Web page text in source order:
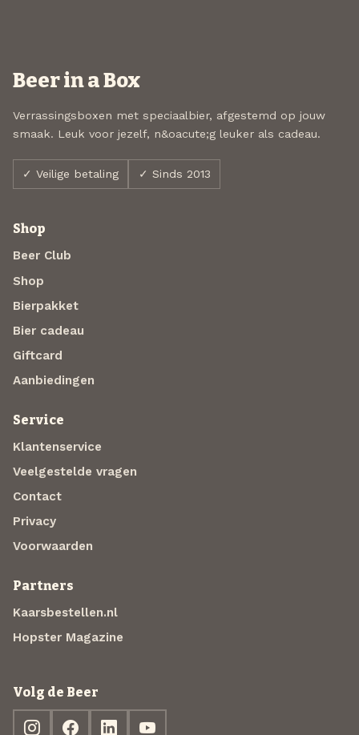
Beer in a Box
Verrassingsboxen met speciaalbier, afgestemd op jouw
smaak. Leuk voor jezelf, n&oacute;g leuker als cadeau.
✓ Veilige betaling ✓ Sinds 2013
Shop
Beer Club
Shop
Bierpakket
Bier cadeau
Giftcard
Aanbiedingen
Service
Klantenservice
Veelgestelde vragen
Contact
Privacy
Voorwaarden
Partners
Kaarsbestellen.nl
Hopster Magazine
Volg de Beer